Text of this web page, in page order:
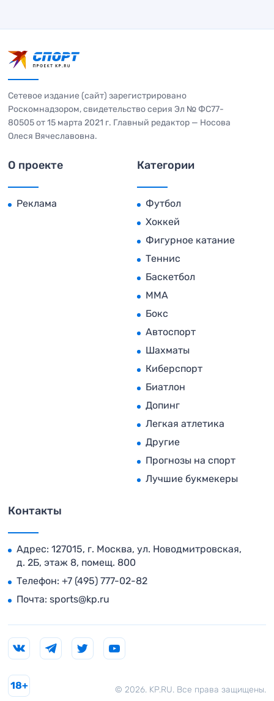
Сетевое издание (сайт) зарегистрировано
Роскомнадзором, свидетельство серия Эл № ФС77-
80505 от 15 марта 2021 г. Главный редактор — Носова
Олеся Вячеславовна.
О проекте
Реклама
Категории
Футбол
Хоккей
Фигурное катание
Теннис
Баскетбол
MMA
Бокс
Автоспорт
Шахматы
Киберспорт
Биатлон
Допинг
Легкая атлетика
Другие
Прогнозы на спорт
Лучшие букмекеры
Контакты
Адрес: 127015, г. Москва, ул. Новодмитровская,
д. 2Б, этаж 8, помещ. 800
Телефон: +7 (495) 777-02-82
Почта: sports@kp.ru
© 2026. KP.RU. Все права защищены.
18+